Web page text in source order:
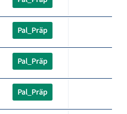
Pal_Präp
Pal_Präp
Pal_Präp